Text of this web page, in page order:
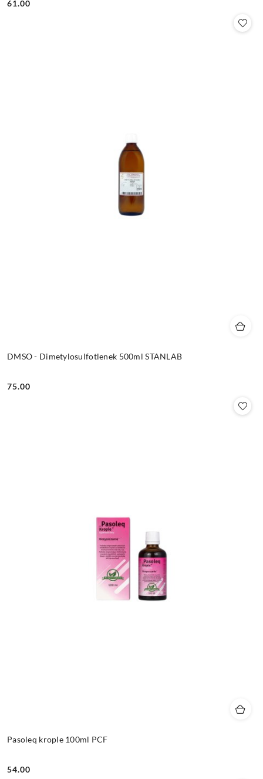
Cena:
61.00
DMSO - Dimetylosulfotlenek 500ml STANLAB
Cena:
75.00
Pasoleq krople 100ml PCF
Cena:
54.00